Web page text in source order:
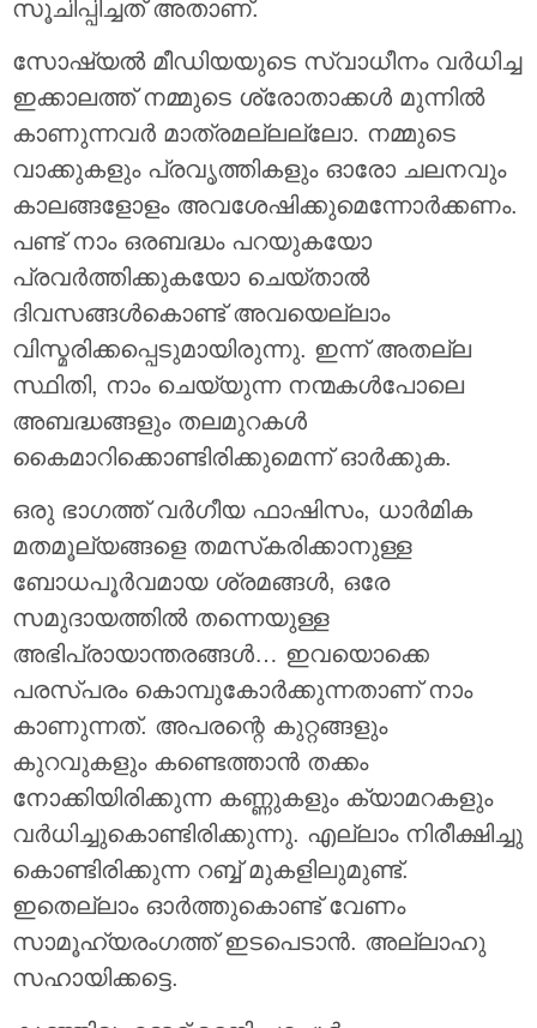
സൂചിപ്പിച്ചത് അതാണ്.
സോഷ്യൽ മീഡിയയുടെ സ്വാധീനം വർധിച്ച
ഇക്കാലത്ത് നമ്മുടെ ശ്രോതാക്കൾ മുന്നിൽ
കാണുന്നവർ മാത്രമല്ലല്ലോ. നമ്മുടെ
വാക്കുകളും പ്രവൃത്തികളും ഓരോ ചലനവും
കാലങ്ങളോളം അവശേഷിക്കുമെന്നോർക്കണം.
പണ്ട് നാം ഒരബദ്ധം പറയുകയോ
പ്രവർത്തിക്കുകയോ ചെയ്താൽ
ദിവസങ്ങൾകൊണ്ട് അവയെല്ലാം
വിസ്മരിക്കപ്പെടുമായിരുന്നു. ഇന്ന് അതല്ല
സ്ഥിതി, നാം ചെയ്യുന്ന നന്മകൾപോലെ
അബദ്ധങ്ങളും തലമുറകൾ
കൈമാറിക്കൊണ്ടിരിക്കുമെന്ന് ഓർക്കുക.
ഒരു ഭാഗത്ത് വർഗീയ ഫാഷിസം, ധാർമിക
മതമൂല്യങ്ങളെ തമസ്‌കരിക്കാനുള്ള
ബോധപൂർവമായ ശ്രമങ്ങൾ, ഒരേ
സമുദായത്തിൽ തന്നെയുള്ള
അഭിപ്രായാന്തരങ്ങൾ… ഇവയൊക്കെ
പരസ്പരം കൊമ്പുകോർക്കുന്നതാണ് നാം
കാണുന്നത്. അപരന്റെ കുറ്റങ്ങളും
കുറവുകളും കണ്ടെത്താൻ തക്കം
നോക്കിയിരിക്കുന്ന കണ്ണുകളും ക്യാമറകളും
വർധിച്ചുകൊണ്ടിരിക്കുന്നു. എല്ലാം നിരീക്ഷിച്ചു
കൊണ്ടിരിക്കുന്ന റബ്ബ് മുകളിലുമുണ്ട്.
ഇതെല്ലാം ഓർത്തുകൊണ്ട് വേണം
സാമൂഹ്യരംഗത്ത് ഇടപെടാൻ. അല്ലാഹു
സഹായിക്കട്ടെ.